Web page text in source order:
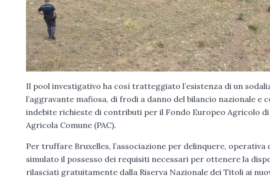
Il pool investigativo ha così tratteggiato l’esistenza di un
l’aggravante mafiosa, di frodi a danno del bilancio nazionale
indebite richieste di contributi per il Fondo Europeo Agricolo di
Agricola Comune (PAC).
Per truffare Bruxelles, l’associazione per delinquere,
simulato il possesso dei requisiti necessari per ottenere la
rilasciati gratuitamente dalla Riserva Nazionale dei Titoli ai